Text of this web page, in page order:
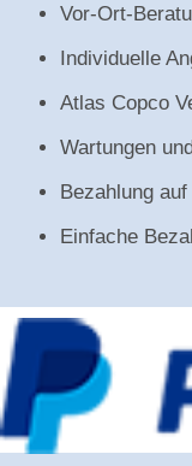
Vor-Ort-
Individuelle
Atlas Copco
Wartungen
Bezahlung
Einfache